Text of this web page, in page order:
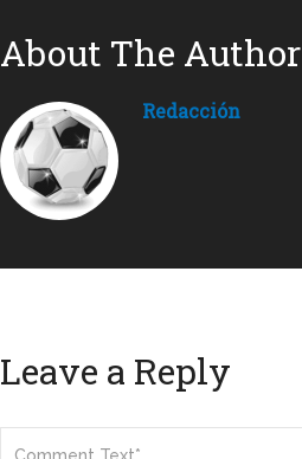
About The Author
Redacción
Leave a Reply